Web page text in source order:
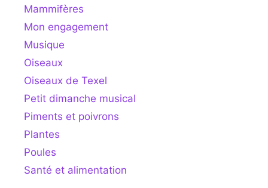
Mammifères
Mon engagement
Musique
Oiseaux
Oiseaux de Texel
Petit dimanche musical
Piments et poivrons
Plantes
Poules
Santé et alimentation